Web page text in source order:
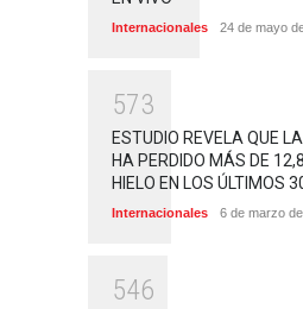
Internacionales 24 de mayo
573
ESTUDIO REVELA QUE
HA PERDIDO MÁS DE
HIELO EN LOS ÚLTIMOS
Internacionales 6 de marzo
546